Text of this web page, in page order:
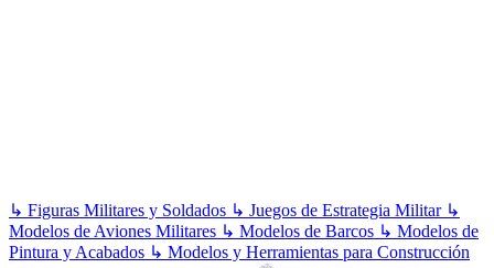
↳ Figuras Militares y Soldados ↳ Juegos de Estrategia Militar ↳
Modelos de Aviones Militares ↳ Modelos de Barcos ↳ Modelos de
Pintura y Acabados ↳ Modelos y Herramientas para Construcción